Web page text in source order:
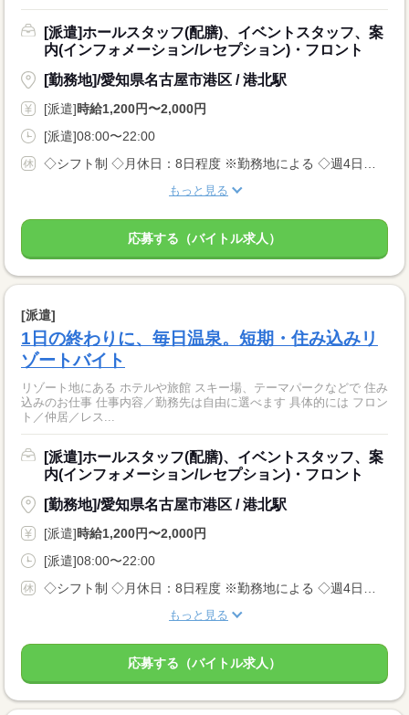
[派遣]ホールスタッフ(配膳)、イベントスタッフ、案
内(インフォメーション/レセプション)・フロント
[勤務地]/愛知県名古屋市港区 / 港北駅
[派遣]時給1,200円〜2,000円
[派遣]08:00〜22:00
もっと見る
応募する（バイトル求人）
[派遣]
1日の終わりに、毎日温泉。短期・住み込みリ
ゾートバイト
リゾート地にある ホテルや旅館 スキー場、テーマパークなどで 住み
込みのお仕事 仕事内容／勤務先は自由に選べます 具体的には フロン
ト／仲居／レス...
[派遣]ホールスタッフ(配膳)、イベントスタッフ、案
内(インフォメーション/レセプション)・フロント
[勤務地]/愛知県名古屋市港区 / 港北駅
[派遣]時給1,200円〜2,000円
[派遣]08:00〜22:00
もっと見る
応募する（バイトル求人）